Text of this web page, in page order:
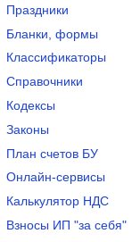
Праздники
Бланки, формы
Классификаторы
Справочники
Кодексы
Законы
План счетов БУ
Онлайн-сервисы
Калькулятор НДС
Взносы ИП "за себя"